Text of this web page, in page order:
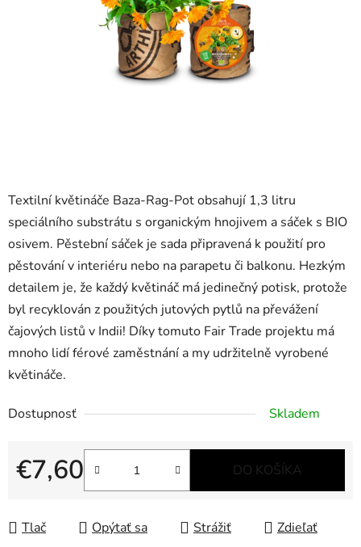
Textilní květináče Baza-Rag-Pot obsahují 1,3 litru
speciálního substrátu s organickým hnojivem a sáček s BIO
osivem. Pěstební sáček je sada připravená k použití pro
pěstování v interiéru nebo na parapetu či balkonu. Hezkým
detailem je, že každý květináč má jedinečný potisk, protože
byl recyklován z použitých jutových pytlů na převážení
čajových listů v Indii! Díky tomuto Fair Trade projektu má
mnoho lidí férové zaměstnání a my udržitelně vyrobené
květináče.
Dostupnosť Skladem
€7,60
Jednotková cena:
DO KOŠÍKA
Tlač Opýtať sa Strážiť Zdieľať